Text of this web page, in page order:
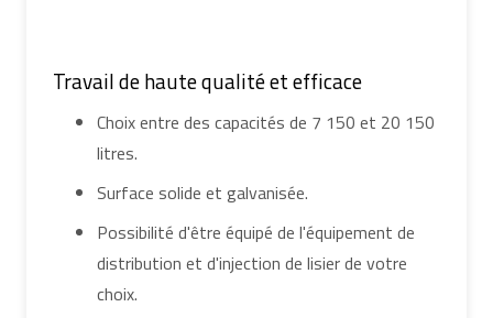
Travail de haute qualité et efficace
Choix entre des capacités de 7 150 et 20 150
litres.
Surface solide et galvanisée.
Possibilité d'être équipé de l'équipement de
distribution et d'injection de lisier de votre
choix.